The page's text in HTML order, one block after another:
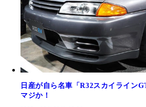
日産が自ら名車「R32スカイライン
マジか！